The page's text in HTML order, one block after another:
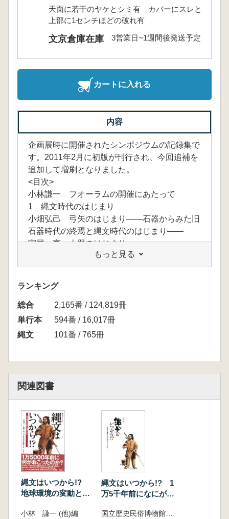
天面に若干のヤケとシミ有 カバーにスレと
上部に1センチほどの破れ有
文京倉庫在庫 3営業日~1週間後発送予定
カートに入れる
内容
企画展時に開催されたシンポジウムの記録集で
す。2011年2月に初版が刊行され、今回追補を
追加して増刷となりました。
<目次>
小林謙一 フオーラムの開催にあたって
1 縄文時代のはじまり
小畑弘己 弓矢のはじまり――石器からみた旧
石器時代の終焉と縄文時代のはじまり――
宮尾 亨 土器のはじまり
小林謙一 定住化のはじまり
2 地球環境の変動と縄文文化のかかわり
工藤雄一郎 縄文時代のはじまりのころの気候
変化と文化変化
鈴木三男 植物相からみた縄文時代のはじまり
橋本真紀夫 地形の変遷からみた遺跡立地
3 縄文時代草創期の遺跡と生活
工藤雄一郎 おわりに 炭素M年代測定および
※増補版はここからが追加されています
追補 土器はいつから? 土器出現とその年代
小林謙一 日本列島における出現期の土器の様
相
工藤雄一郎 列島最古段階の土器の年代は決ま
ったのか? 炭素14年代とその較正年代
もっと見る
ランキング
総合
2,165番 / 124,819冊
単行本
594番 / 16,017冊
縄文
101番 / 765冊
関連図書
縄文はいつから!?
地球環境の変動と縄
小林 謙一 (他)編
縄文はいつから!? 1
万5千年前になにがお
国立歴史民俗博物館 編